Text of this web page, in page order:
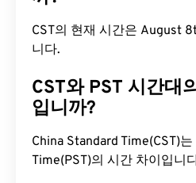
CST의 현재 시간은 August
니다.
CST와 PST 시간대
입니까?
China Standard Time(CST)
Time(PST)의 시간 차이입니